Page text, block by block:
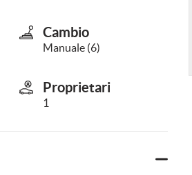
Cambio
Manuale (6)
Proprietari
1